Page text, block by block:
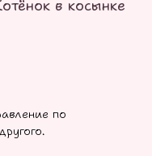
в косынке
по